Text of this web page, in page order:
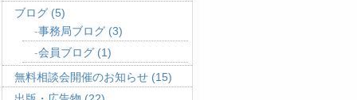
ブログ (5)
事務局ブログ (3)
会員ブログ (1)
無料相談会開催のお知らせ (15)